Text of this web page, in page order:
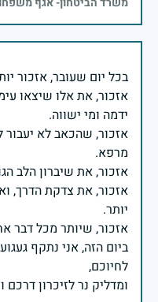
אזכור, את אלו שיצאו
אזכור, שהכאב לא יעבור
אזכור, את צדקת הדרך,
ביום הזה, אני נתקף
ומדליק נר לזיכרון